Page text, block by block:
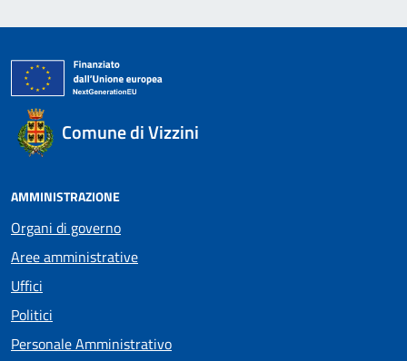
Comune di Vizzini
AMMINISTRAZIONE
Organi di governo
Aree amministrative
Uffici
Politici
Personale Amministrativo